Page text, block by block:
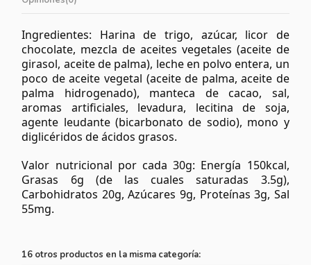
Ingredientes: Harina de trigo, azúcar, licor de
chocolate, mezcla de aceites vegetales (aceite de
girasol, aceite de palma), leche en polvo entera, un
poco de aceite vegetal (aceite de palma, aceite de
palma hidrogenado), manteca de cacao, sal,
aromas artificiales, levadura, lecitina de soja,
agente leudante (bicarbonato de sodio), mono y
diglicéridos de ácidos grasos.
Valor nutricional por cada 30g: Energía 150kcal,
Grasas 6g (de las cuales saturadas 3.5g),
Carbohidratos 20g, Azúcares 9g, Proteínas 3g, Sal
55mg.
16 otros productos en la misma categoría: